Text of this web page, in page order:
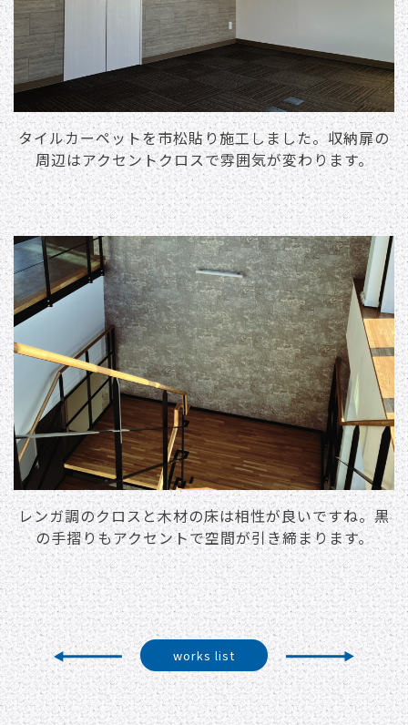
タイルカーペットを市松貼り施⼯しました。収納扉の
周辺はアクセントクロスで雰囲気が変わります。
レンガ調のクロスと⽊材の床は相性が良いですね。黒
の⼿摺りもアクセントで空間が引き締まります。
works list